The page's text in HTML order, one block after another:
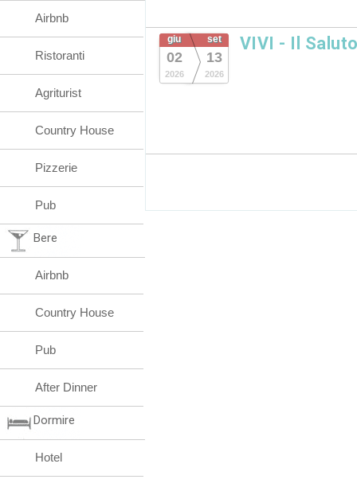
giu
02
2026
set
13
2026
VIVI - Il
Airbnb
Ristoranti
Agriturist
Country House
Pizzerie
Pub
Bere
Airbnb
Country House
Pub
After Dinner
Dormire
Hotel